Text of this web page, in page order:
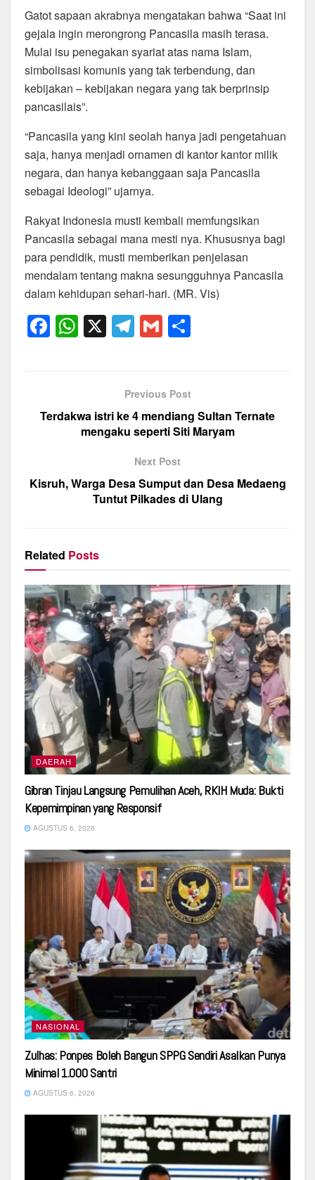
Gatot sapaan akrabnya mengatakan bahwa “Saat ini
gejala ingin merongrong Pancasila masih terasa.
Mulai isu penegakan syariat atas nama Islam,
simbolisasi komunis yang tak terbendung, dan
kebijakan – kebijakan negara yang tak berprinsip
pancasilais”.
“Pancasila yang kini seolah hanya jadi pengetahuan
saja, hanya menjadi ornamen di kantor kantor milik
negara, dan hanya kebanggaan saja Pancasila
sebagai Ideologi” ujarnya.
Rakyat Indonesia musti kembali memfungsikan
Pancasila sebagai mana mesti nya. Khususnya bagi
para pendidik, musti memberikan penjelasan
mendalam tentang makna sesungguhnya Pancasila
dalam kehidupan sehari-hari. (MR. Vis)
F
a
b
k
W
h
A
p
X T
el
gr
a
m
G
m
Previous Post
Terdakwa istri ke 4 mendiang Sultan Ternate
mengaku seperti Siti Maryam
Next Post
Kisruh, Warga Desa Sumput dan Desa Medaeng
Tuntut Pilkades di Ulang
Related Posts
DAERAH
Gibran Tinjau Langsung Pemulihan Aceh, RKIH Muda: Bukti
Kepemimpinan yang Responsif
AGUSTUS 6, 2026
NASIONAL
Zulhas: Ponpes Boleh Bangun SPPG Sendiri Asalkan Punya
Minimal 1.000 Santri
AGUSTUS 6, 2026